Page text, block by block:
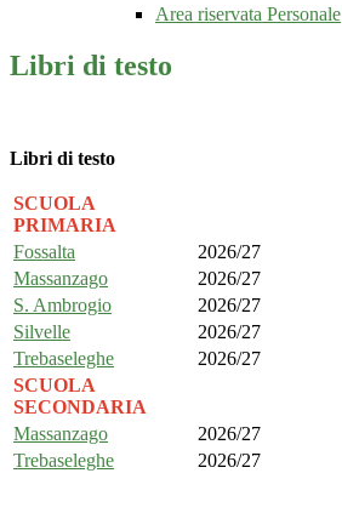
Area riservata Personale
Libri di testo
Libri di testo
SCUOLA
PRIMARIA
Fossalta
2026/27
Massanzago
2026/27
S. Ambrogio
2026/27
Silvelle
2026/27
Trebaseleghe
2026/27
SCUOLA
SECONDARIA
Massanzago
2026/27
Trebaseleghe
2026/27